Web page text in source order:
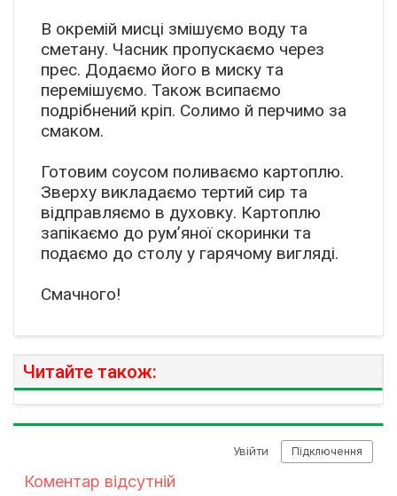
В окремій мисці змішуємо воду та
сметану. Часник пропускаємо через
прес. Додаємо його в миску та
перемішуємо. Також всипаємо
подрібнений кріп. Солимо й перчимо за
смаком.
Готовим соусом поливаємо картоплю.
Зверху викладаємо тертий сир та
відправляємо в духовку. Картоплю
запікаємо до рум’яної скоринки та
подаємо до столу у гарячому вигляді.
Смачного!
Читайте також: